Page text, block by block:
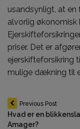
usandsynligt, at en
alvorlig økonomisk
priser. Det er
ejerskifteforsikring
mulige dækning til
Previous Post
Hvad er en
Amager?